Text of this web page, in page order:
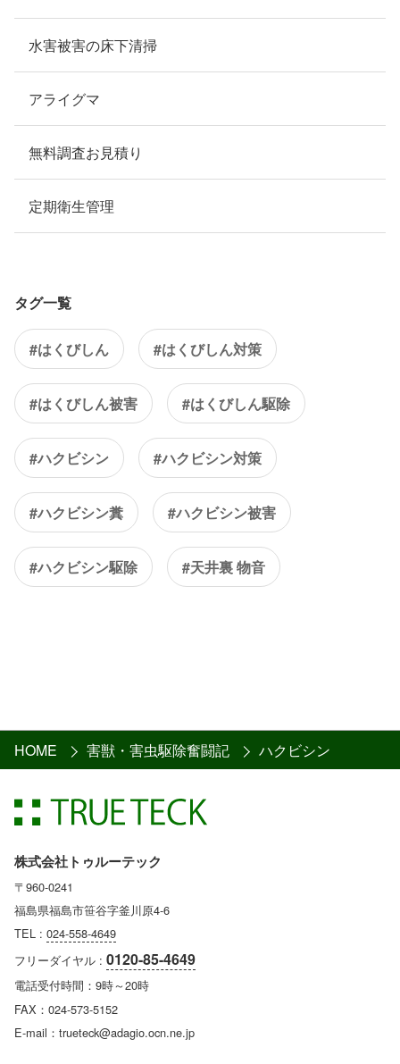
水害被害の床下清掃
アライグマ
無料調査お見積り
定期衛生管理
タグ一覧
#はくびしん #はくびしん対策
#はくびしん被害 #はくびしん駆除
#ハクビシン #ハクビシン対策
#ハクビシン糞 #ハクビシン被害
#ハクビシン駆除 #天井裏 物音
HOME 害獣・害虫駆除奮闘記 ハクビシン
株式会社トゥルーテック
〒960-0241
福島県福島市笹谷字釜川原4-6
TEL : 024-558-4649
フリーダイヤル : 0120-85-4649
電話受付時間：9時～20時
FAX：024-573-5152
E-mail：trueteck@adagio.ocn.ne.jp